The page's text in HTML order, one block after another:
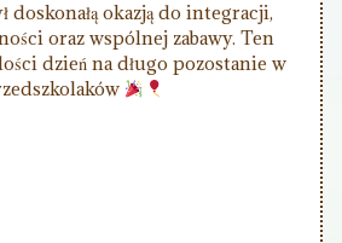
doskonałą okazją do integracji,
oraz wspólnej zabawy. Ten
dzień na długo pozostanie w